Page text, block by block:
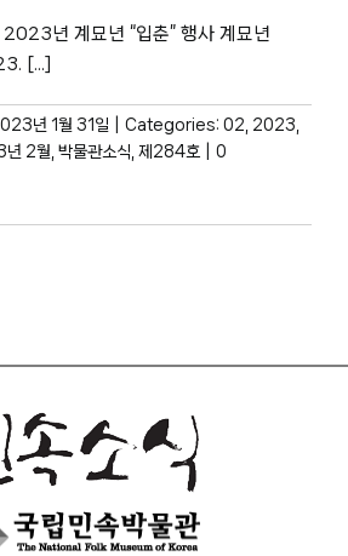
년 계묘년 “입춘” 행사 계묘년
[...]
년 1월 31일 Categories: 02 2023
2월 박물관소식 제284호
0